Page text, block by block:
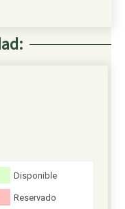
Disponible
Reservado